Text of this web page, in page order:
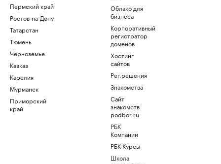
Пермский край
Ростов-на-Дону
Татарстан
Тюмень
Черноземье
Кавказ
Карелия
Мурманск
Приморский
край
Облако для
бизнеса
Корпоративный
регистратор
доменов
Хостинг
сайтов
Рег.решения
Знакомства
Сайт
знакомств
podbor.ru
РБК
Компании
РБК Курсы
Школа